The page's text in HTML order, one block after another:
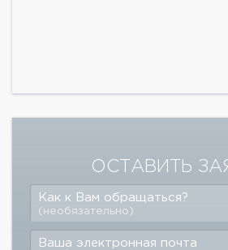
ОСТАВИТЬ
Как к Вам обращаться?
(необязательно)
Ваша электронная почта